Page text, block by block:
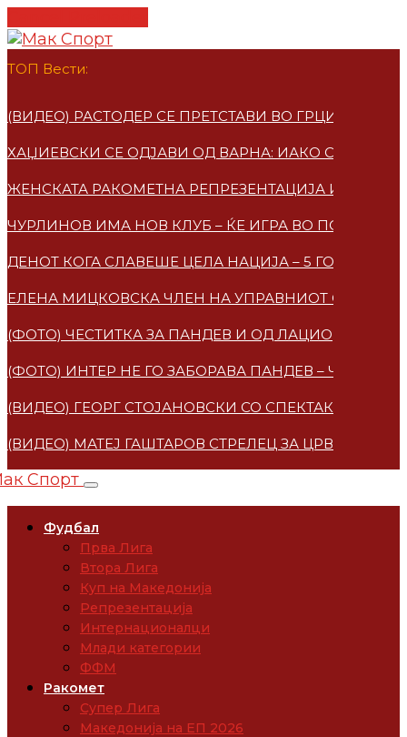
ТОП Вести:
(ВИДЕО) РАСТОДЕР СЕ ПРЕТСТАВИ ВО ГРЦИЈА –
ХАЏИЕВСКИ СЕ ОДЈАВИ ОД ВАРНА: ИАКО СУМ
ЖЕНСКАТА РАКОМЕТНА РЕПРЕЗЕНТАЦИЈА ИМАА
ЧУРЛИНОВ ИМА НОВ КЛУБ – ЌЕ ИГРА ВО ПОЛСКА
ДЕНОТ КОГА СЛАВЕШЕ ЦЕЛА НАЦИЈА – 5 ГОДИНИ
ЕЛЕНА МИЦКОВСКA ЧЛЕН НА УПРАВНИОТ ОДБОР
(ФОТО) ЧЕСТИТКА ЗА ПАНДЕВ И ОД ЛАЦИО
(ФОТО) ИНТЕР НЕ ГО ЗАБОРАВА ПАНДЕВ –
(ВИДЕО) ГЕОРГ СТОЈАНОВСКИ СО СПЕКТАКУЛАРЕН
(ВИДЕО) МАТЕЈ ГАШТАРОВ СТРЕЛЕЦ ЗА ЦРВЕНА
Фудбал
Прва Лига
Втора Лига
Куп на Македонија
Репрезентација
Интернационалци
Млади категории
ФФМ
Ракомет
Супер Лига
Македонија на ЕП 2026